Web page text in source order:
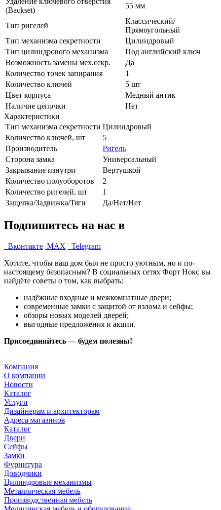
(Backset)
55 мм
Тип ригелей
Классический/
Прямоугольный
Тип механизма секретности
Цилиндровый
Тип цилиндрового механизма
Под английский ключ
Возможность замены мех.секр.
Да
Количество точек запирания
1
Количество ключей
5 шт
Цвет корпуса
Медный антик
Наличие цепочки
Нет
Характеристики
Тип механизма секретности Цилиндровый
Количество ключей, шт
5
Производитель
Ригель
Сторона замка
Универсальный
Закрывание изнутри
Вертушкой
Количество полуоборотов
2
Количество ригелей, шт
1
Защелка/Задвижка/Тяги
Да/Нет/Нет
Подпишитесь на нас в
Вконтакте MAX
Telegram
Хотите, чтобы ваш дом был не просто уютным, но и по-
настоящему безопасным? В социальных сетях Форт Нокс вы
найдёте советы о том, как выбрать:
надёжные входные и межкомнатные двери;
современные замки с защитой от взлома и сейфы;
обзоры новых моделей дверей;
выгодные предложения и акции.
Присоединяйтесь — будем полезны!
Компания
О компании
Новости
Каталог
Услуги
Дизайнерам и архитекторам
Адреса магазинов
Каталог
Двери
Сейфы
Замки
Фурнитура
Доводчики
Цилиндровые механизмы
Металлическая мебель
Производственная мебель